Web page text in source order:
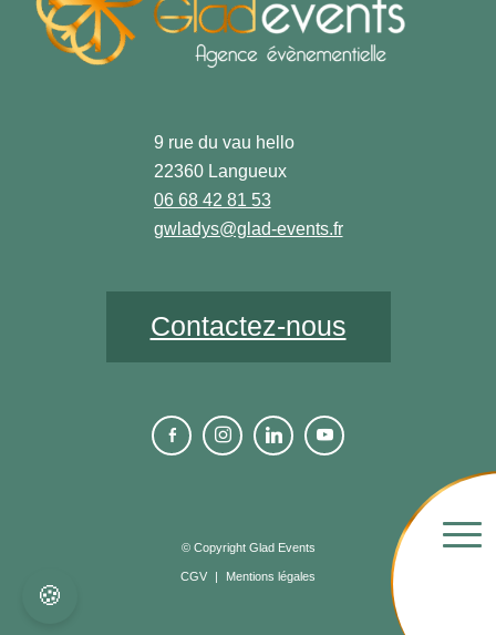
🍪
9 rue du vau hello
22360 Langueux
06 68 42 81 53
gwladys@glad-events.fr
Contactez-nous
© Copyright Glad Events
CGV | Mentions légales